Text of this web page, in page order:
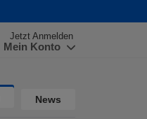
Jetzt Anmelden
Mein Konto
News